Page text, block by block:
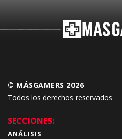
© MÁSGAMERS 2026
Todos los derechos reservados
SECCIONES:
ANÁLISIS